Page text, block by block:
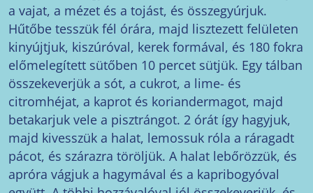
a vajat, a mézet és a tojást, és összegyúrjuk.
Hűtőbe tesszük fél órára, majd lisztezett felületen
kinyújtjuk, kiszúróval, kerek formával, és 180 fokra
előmelegített sütőben 10 percet sütjük. Egy tálban
összekeverjük a sót, a cukrot, a lime- és
citromhéjat, a kaprot és koriandermagot, majd
betakarjuk vele a pisztrángot. 2 órát így hagyjuk,
majd kivesszük a halat, lemossuk róla a ráragadt
pácot, és szárazra töröljük. A halat lebőrözzük, és
apróra vágjuk a hagymával és a kapribogyóval